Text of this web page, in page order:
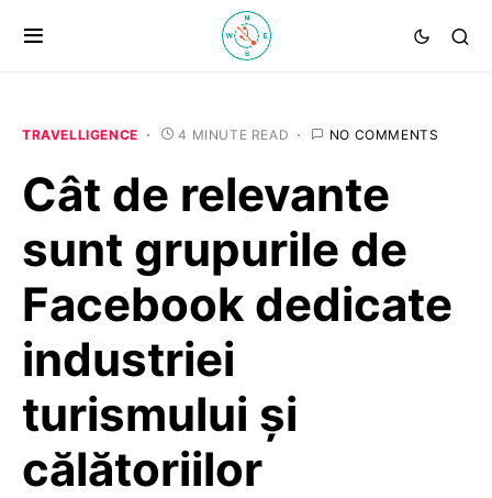
TRAVELLIGENCE 4 MINUTE READ NO COMMENTS
Cât de relevante
sunt grupurile de
Facebook dedicate
industriei
turismului și
călătoriilor